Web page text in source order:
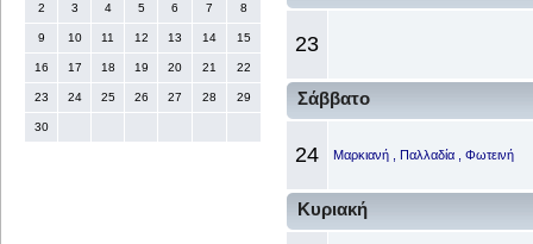
2 3 4 5 6 7 8
9 10 11 12 13 14 15
16 17 18 19 20 21 22
23 24 25 26 27 28 29
30
23
Σάββατο
24 Μαρκιανή , Παλλαδία , Φωτεινή
Κυριακή